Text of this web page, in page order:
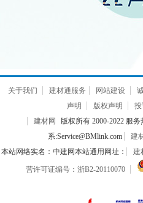
关于我们 建材通服务 网站建设
声明
版权声明 投
建材网
版权所有 2000-2022 服
系:Service@BMlink.com
建
本站网络实名：中建网本站通用网址：
建
营许可证编号：浙B2-20110070